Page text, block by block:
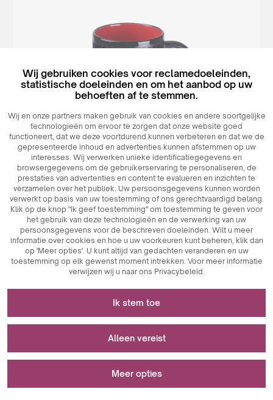
300 ml
M102
Tomek Supreme
Merkkaart II
Wij gebruiken cookies voor reclamedoeleinden,
statistische doeleinden en om het aanbod op uw
behoeften af ​​te stemmen.
Wij en onze partners maken gebruik van cookies en andere soortgelijke
technologieën om ervoor te zorgen dat onze website goed
functioneert, dat we deze voortdurend kunnen verbeteren en dat we de
gepresenteerde inhoud en advertenties kunnen afstemmen op uw
interesses. Wij verwerken unieke identificatiegegevens en
browsergegevens om de gebruikerservaring te personaliseren, de
prestaties van advertenties en content te evalueren en inzichten te
verzamelen over het publiek. Uw persoonsgegevens kunnen worden
verwerkt op basis van uw toestemming of ons gerechtvaardigd belang.
Klik op de knop "Ik geef toestemming" om toestemming te geven voor
het gebruik van deze technologieën en de verwerking van uw
persoonsgegevens voor de beschreven doeleinden. Wilt u meer
informatie over cookies en hoe u uw voorkeuren kunt beheren, klik dan
op 'Meer opties'. U kunt altijd van gedachten veranderen en uw
toestemming op elk gewenst moment intrekken. Voor meer informatie
verwijzen wij u naar ons Privacybeleid.
Noodzakelijk voor het functioneren van de
Cookies die noodzakelijk zijn voor de technische werking
zijn sleutelelementen die zorgen voor de goede werking
van de website. Hiertoe behoren sessie-identificatoren
pagina's bezoekt. Zo wordt de consistentie van de sessie
Wordt gebruikt voor meting en statistische
Analytische cookies zijn een belangrijk hulpmiddel om
Wordt gebruikt om advertenties weer te geven
Ik stem toe
Alleen vereist
Meer opties